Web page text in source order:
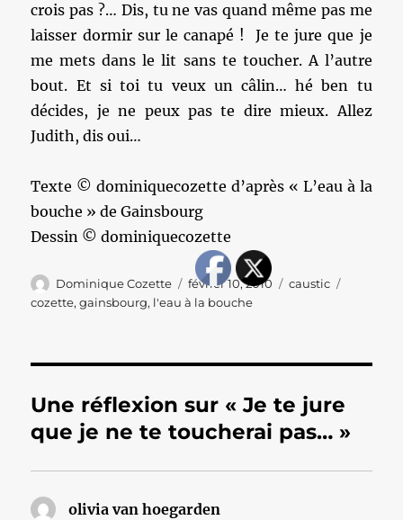
crois pas ?… Dis, tu ne vas quand même pas me
laisser dormir sur le canapé ! Je te jure que je
me mets dans le lit sans te toucher. A l’autre
bout. Et si toi tu veux un câlin… hé ben tu
décides, je ne peux pas te dire mieux. Allez
Judith, dis oui…
Texte © dominiquecozette d’après « L’eau à la
bouche » de Gainsbourg
Dessin © dominiquecozette
Auteur
Dominique Cozette
Publié
le
février 10, 2010 Catégories
caustic
cozette,gainsbourg, l'eau à la bouche
Une réflexion sur « Je te jure
que je ne te toucherai pas… »
olivia van hoegarden